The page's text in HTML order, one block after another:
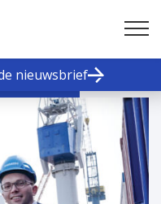
nieuwsbrief